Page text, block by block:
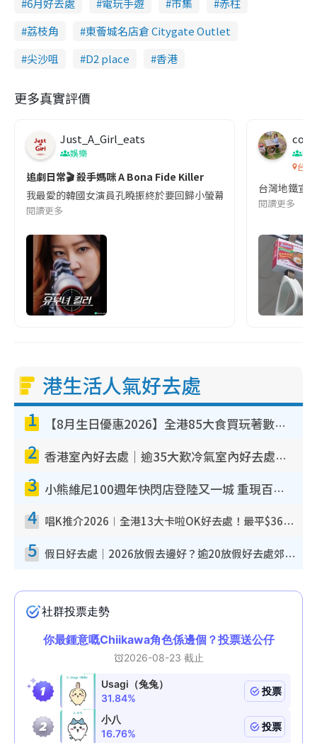
6月好去處 電玩手遊 市集
赤柱
荔枝角
東薈城名店倉 Citygate Outlet
尖沙咀
D2 place 香港
更多真實評價
Just_A_Girl_eats
娛樂
追劇日常🎬 殺手媽咪 A Bona Fide Killer
我最愛的韓國女演員孔曉振終於要回歸小螢幕啦!這次的劇本改編
閱讀更多
co
吹
台灣
台灣地鐵宣
閱讀更多
港生活人氣好去處
1 【8月生日優惠2026】全港85大食買玩著數攻略 自助餐/火鍋放題同行免費＋誠品/DONKI送現金券
2 香港室內好去處｜逾35大歎冷氣室內好去處推介 室內活動免費避雨無懼落雨
3 小熊維尼100週年快閃店登陸又一城 重現百畝森林經典場景／獨家限定盲盒登場／專屬DIY香水
4 唱K推介2026︱全港13大卡啦OK好去處！最平$36起 日文K都有！(附地址+收費詳情)
5 假日好去處｜2026放假去邊好？逾20放假好去處郊外/秘景 休閒半日或一日遊